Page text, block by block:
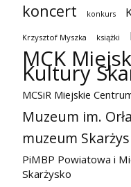
koncert konkurs
Krzysztof Myszka książki
MCK
Kultury
MCSiR Miejskie
Muzeum im.
muzeum
PiMBP Powiatowa i
Skarżysko